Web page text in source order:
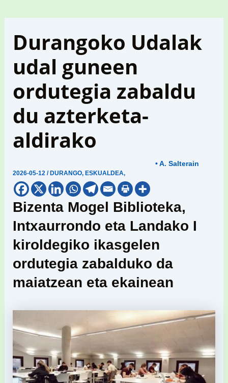
Durangoko Udalak
udal guneen
ordutegia zabaldu
du azterketa-
aldirako
2026-05-12/ DURANGO, ESKUALDEA,
• A. Salterain
Bizenta Mogel Biblioteka,
Intxaurrondo eta Landako I
kiroldegiko ikasgelen
ordutegia zabalduko da
maiatzean eta ekainean